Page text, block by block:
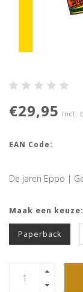
€29,95 Incl.
EAN Code:
De jaren Eppo |
Maak een keuze:
Paperback